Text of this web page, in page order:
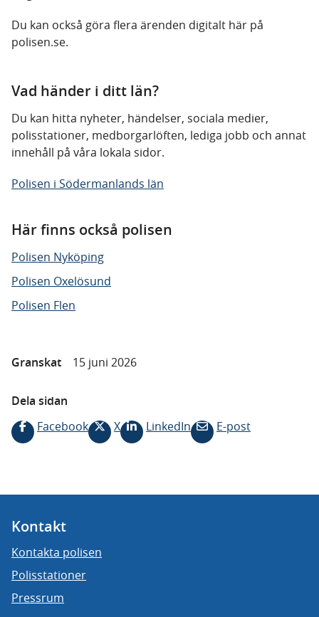
Du kan också göra flera ärenden digitalt här på
polisen.se.
Vad händer i ditt län?
Du kan hitta nyheter, händelser, sociala medier,
polisstationer, medborgarlöften, lediga jobb och annat
innehåll på våra lokala sidor.
Polisen i Södermanlands län
Här finns också polisen
Polisen Nyköping
Polisen Oxelösund
Polisen Flen
Granskat 15 juni 2026
Dela sidan
Facebook
X LinkedIn E-post
Kontakt
Kontakta polisen
Polisstationer
Pressrum